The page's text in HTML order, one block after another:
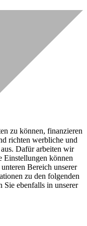
zu können, finanzieren
richten werbliche und
Dafür arbeiten wir
Einstellungen können
Bereich unserer
zu den folgenden
Sie ebenfalls in unserer